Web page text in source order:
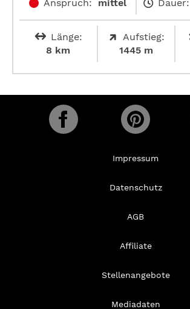
Anspruch: mittel Dauer:
Länge:
8 km
Aufstieg:
1445 m
Impressum
Datenschutz
AGB
Affiliate
Stellenangebote
Mediadaten